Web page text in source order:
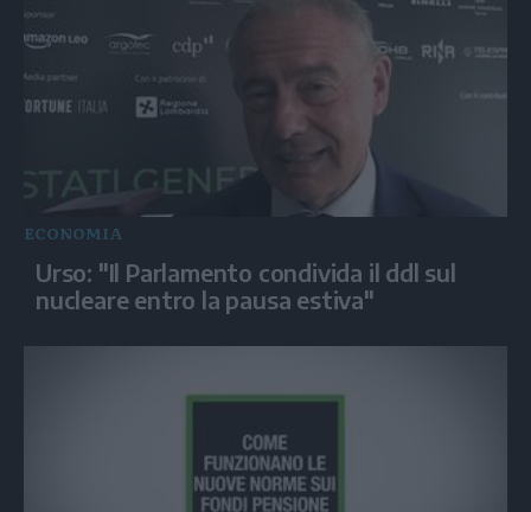
ECONOMIA
Urso: "Il Parlamento condivida il ddl sul
nucleare entro la pausa estiva"